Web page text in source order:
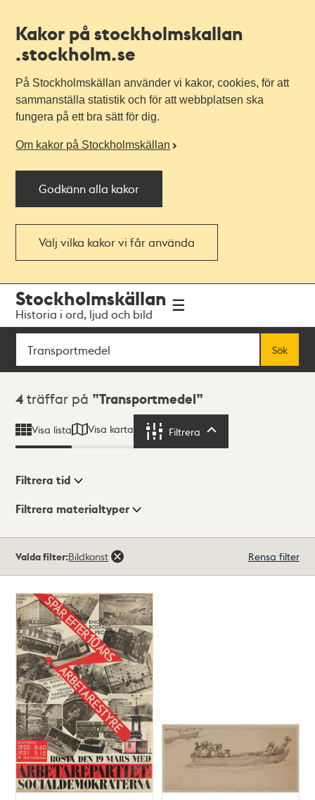
Kakor på stockholmskallan
.stockholm.se
På Stockholmskällan använder vi kakor, cookies, för att
sammanställa statistik och för att webbplatsen ska
fungera på ett bra sätt för dig.
Om kakor på Stockholmskällan
Godkänn alla kakor
Välj vilka kakor vi får använda
navigationen
huvudinnehållet
Stockholmskällan
Historia i ord, ljud och bild
Sök
Sök
Sökresultat
4 träffar på Transportmedel
Visa lista Visa karta Filtrera
Visningsläge
Filtrera tid
Filtrera materialtyper
träffar
Valda filter:Bildkonst Rensa filter